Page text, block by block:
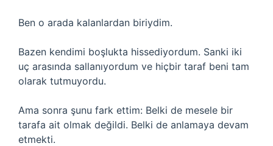
Ben o arada kalanlardan biriydim.
Bazen kendimi boşlukta hissediyordum. Sanki iki
uç arasında sallanıyordum ve hiçbir taraf beni tam
olarak tutmuyordu.
Ama sonra şunu fark ettim: Belki de mesele bir
tarafa ait olmak değildi. Belki de anlamaya devam
etmekti.